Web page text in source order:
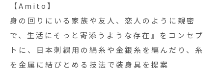
【Amito】
身の回りにいる家族や友人、恋人のように親密
で、生活にそっと寄添うような存在』をコンセプ
トに、日本刺繍用の絹糸や金銀糸を編んだり、糸
を金属に結びとめる技法で装身具を提案